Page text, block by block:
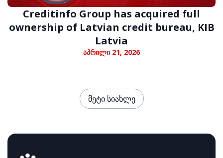
Creditinfo Group has acquired full
ownership of Latvian credit bureau, KIB
Latvia
აპრილი 21, 2026
მეტი სიახლე